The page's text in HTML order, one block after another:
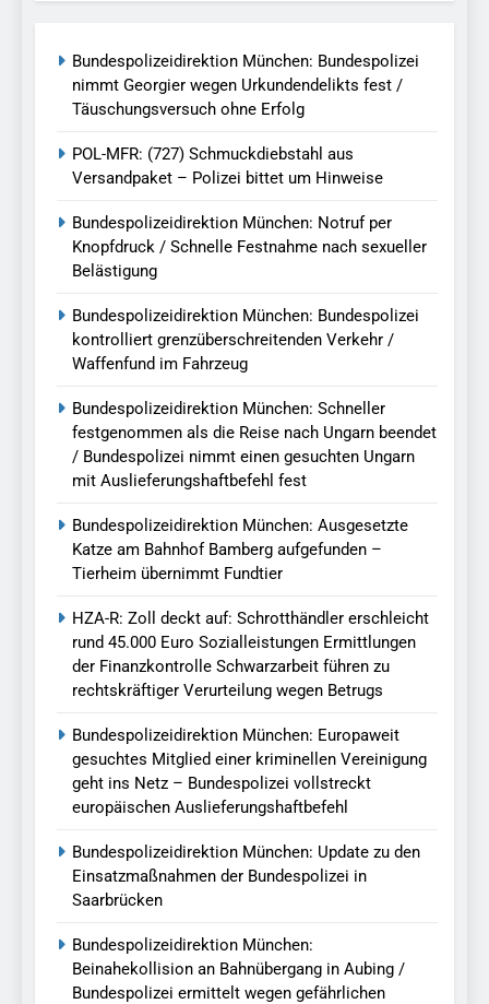
Bundespolizeidirektion München: Bundespolizei
nimmt Georgier wegen Urkundendelikts fest /
Täuschungsversuch ohne Erfolg
POL-MFR: (727) Schmuckdiebstahl aus
Versandpaket – Polizei bittet um Hinweise
Bundespolizeidirektion München: Notruf per
Knopfdruck / Schnelle Festnahme nach sexueller
Belästigung
Bundespolizeidirektion München: Bundespolizei
kontrolliert grenzüberschreitenden Verkehr /
Waffenfund im Fahrzeug
Bundespolizeidirektion München: Schneller
festgenommen als die Reise nach Ungarn beendet
/ Bundespolizei nimmt einen gesuchten Ungarn
mit Auslieferungshaftbefehl fest
Bundespolizeidirektion München: Ausgesetzte
Katze am Bahnhof Bamberg aufgefunden –
Tierheim übernimmt Fundtier
HZA-R: Zoll deckt auf: Schrotthändler erschleicht
rund 45.000 Euro Sozialleistungen Ermittlungen
der Finanzkontrolle Schwarzarbeit führen zu
rechtskräftiger Verurteilung wegen Betrugs
Bundespolizeidirektion München: Europaweit
gesuchtes Mitglied einer kriminellen Vereinigung
geht ins Netz – Bundespolizei vollstreckt
europäischen Auslieferungshaftbefehl
Bundespolizeidirektion München: Update zu den
Einsatzmaßnahmen der Bundespolizei in
Saarbrücken
Bundespolizeidirektion München:
Beinahekollision an Bahnübergang in Aubing /
Bundespolizei ermittelt wegen gefährlichen